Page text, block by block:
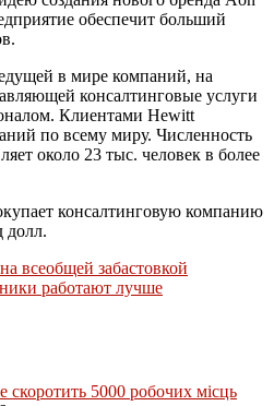
обеспечит больший
в мире компаний, на
консалтинговые услуги
Клиентами Hewitt
по всему миру. Численность
около 23 тыс. человек в более
консалтинговую компанию
долл.
всеобщей забастовкой
работают лучше
скоротить 5000 робочих місць